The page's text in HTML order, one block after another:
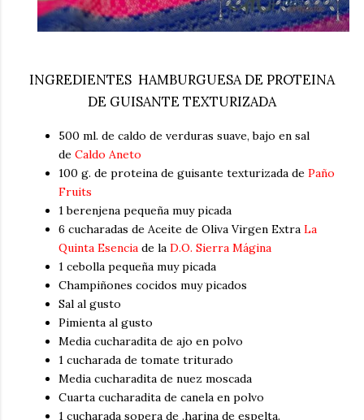
INGREDIENTES HAMBURGUESA DE PROTEINA
DE GUISANTE TEXTURIZADA
500 ml. de caldo de verduras suave, bajo en sal
de Caldo Aneto
100 g. de proteina de guisante texturizada de Paño
Fruits
1 berenjena pequeña muy picada
6 cucharadas de Aceite de Oliva Virgen Extra La
Quinta Esencia de la D.O. Sierra Mágina
1 cebolla pequeña muy picada
Champiñones cocidos muy picados
Sal al gusto
Pimienta al gusto
Media cucharadita de ajo en polvo
1 cucharada de tomate triturado
Media cucharadita de nuez moscada
Cuarta cucharadita de canela en polvo
1 cucharada sopera de .harina de espelta.